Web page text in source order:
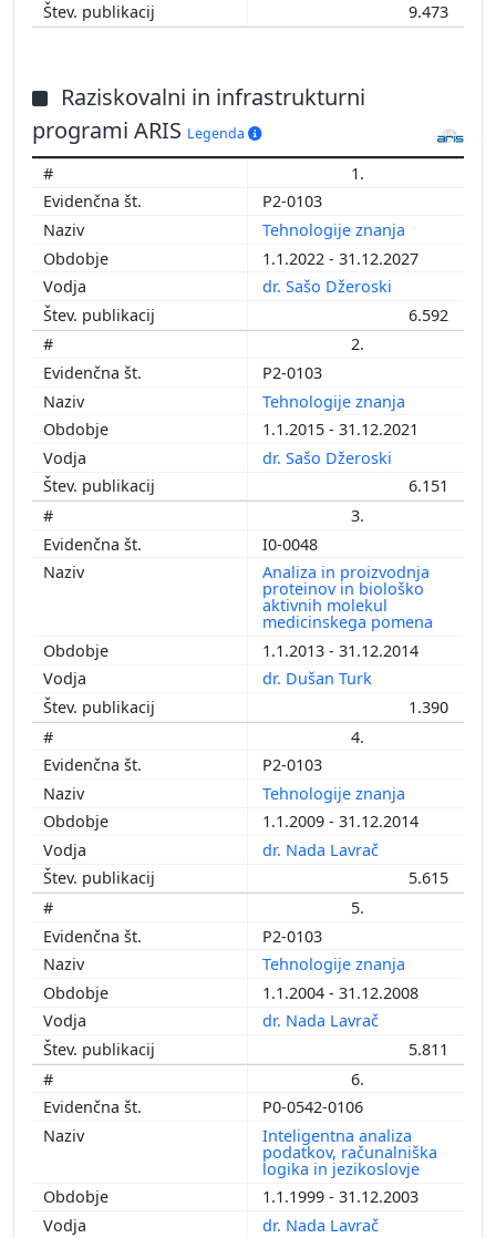
9.473
Raziskovalni in infrastrukturni
programi ARIS Legenda
1.
P2-0103
Tehnologije znanja
1.1.2022 - 31.12.2027
dr. Sašo Džeroski
6.592
2.
P2-0103
Tehnologije znanja
1.1.2015 - 31.12.2021
dr. Sašo Džeroski
6.151
3.
I0-0048
Analiza in proizvodnja
proteinov in biološko
aktivnih molekul
medicinskega pomena
1.1.2013 - 31.12.2014
dr. Dušan Turk
1.390
4.
P2-0103
Tehnologije znanja
1.1.2009 - 31.12.2014
dr. Nada Lavrač
5.615
5.
P2-0103
Tehnologije znanja
1.1.2004 - 31.12.2008
dr. Nada Lavrač
5.811
6.
P0-0542-0106
Inteligentna analiza
podatkov, računalniška
logika in jezikoslovje
1.1.1999 - 31.12.2003
dr. Nada Lavrač